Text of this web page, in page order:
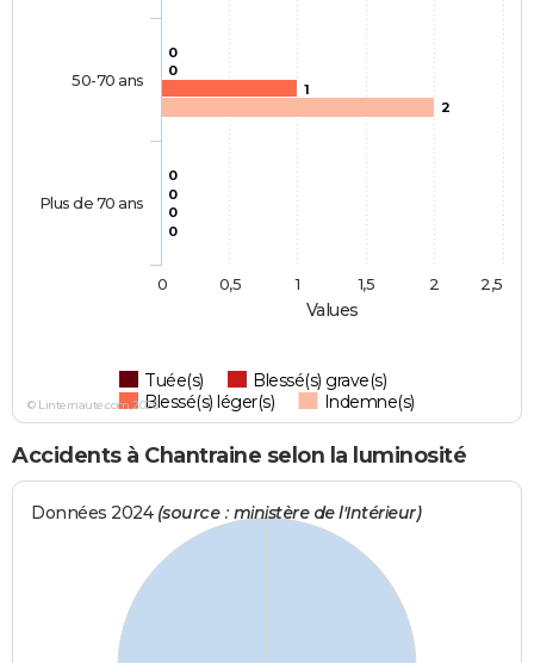
Values
0
0
0
0
1
0
2
0
Tuée(s)
Blessé(s) grave(s)
Blessé(s) léger(s)
Indemne(s)
50-70 ans
Plus de 70 ans
0 0,5 1 1,5 2 2,5
© Linternaute.com 2026
Accidents à Chantraine selon la luminosité
Données 2024 (source : ministère de l'Intérieur)